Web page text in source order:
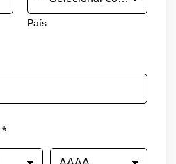
País
*